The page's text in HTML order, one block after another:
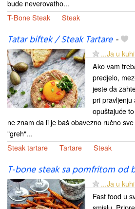
bude neverovatho...
T-Bone Steak
Steak
Tatar biftek / Steak Tartare-
...Ja u
Ako vam
predjelo,
jeste da
pri pravljenju
opuštajuće
ne znam da li je baš obavezno ručno
"greh"...
Steak tartare
Tartare Steak
T-bone steak sa pomfritom od
...Ja u
Fast food u